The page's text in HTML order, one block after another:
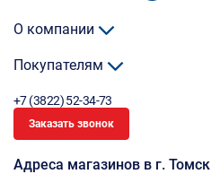
О компании
Покупателям
+7 (3822) 52-34-73
Заказать звонок
Адреса магазинов в г. Томск